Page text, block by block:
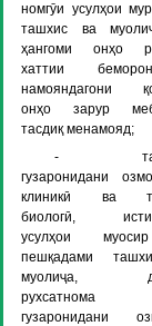
номгӯи усулҳои
ташхис ва
ҳангоми онҳо
хаттии
намояндагони
онҳо зарур
тасдиқ менамояд;
-
гузаронидани
клиникӣ ва
биологӣ,
усулҳои
пешқадами
муолиҷа,
рухсатнома
гузаронидани